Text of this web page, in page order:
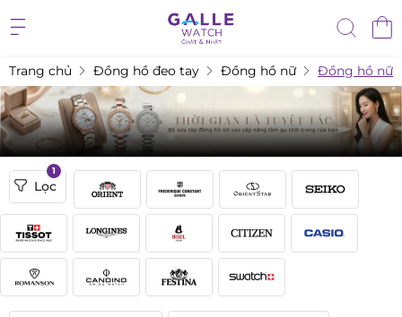
Trang chủ Đồng hồ đeo tay Đồng hồ nữ Đồng hồ nữ
Lọc
1